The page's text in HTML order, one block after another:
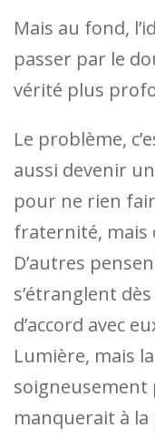
Mais au fond,
passer par le
vérité plus
Le problème,
aussi devenir
pour ne rien
fraternité, mais
D’autres
s’étranglent
d’accord avec
Lumière, mais
soigneusement
manquerait à